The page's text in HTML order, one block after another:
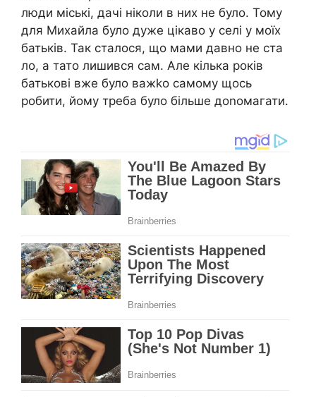
люди міські, дачі ніколи в них не було. Тому
для Михайла було дуже цікаво у селі у моїх
батьків. Так сталося, що мами давно не ста
ло, а тато лишився сам. Але кілька років
батькові вже було важkо самому щось
робити, йому треба було більше доnомагати.